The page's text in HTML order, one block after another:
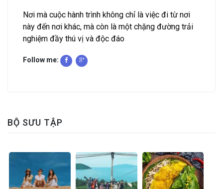
Nơi mà cuộc hành trình không chỉ là việc đi từ nơi
này đến nơi khác, mà còn là một chặng đường trải
nghiệm đầy thú vị và độc đáo
Follow me:
BỘ SƯU TẬP